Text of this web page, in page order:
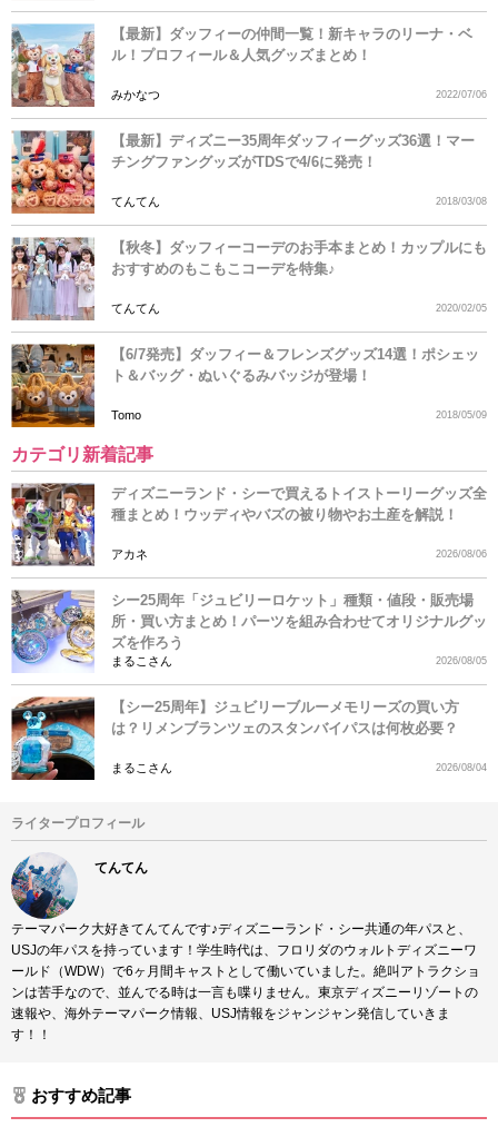
【最新】ダッフィーの仲間一覧！新キャラのリーナ・ベ
ル！プロフィール＆人気グッズまとめ！
みかなつ 2022/07/06
【最新】ディズニー35周年ダッフィーグッズ36選！マー
チングファングッズがTDSで4/6に発売！
てんてん 2018/03/08
【秋冬】ダッフィーコーデのお手本まとめ！カップルにも
おすすめのもこもこコーデを特集♪
てんてん 2020/02/05
【6/7発売】ダッフィー＆フレンズグッズ14選！ポシェッ
ト＆バッグ・ぬいぐるみバッジが登場！
Tomo 2018/05/09
カテゴリ新着記事
ディズニーランド・シーで買えるトイストーリーグッズ全
種まとめ！ウッディやバズの被り物やお土産を解説！
アカネ 2026/08/06
シー25周年「ジュビリーロケット」種類・値段・販売場
所・買い方まとめ！パーツを組み合わせてオリジナルグッ
ズを作ろう
まるこさん 2026/08/05
【シー25周年】ジュビリーブルーメモリーズの買い方
は？リメンブランツェのスタンバイパスは何枚必要？
まるこさん 2026/08/04
ライタープロフィール
てんてん
テーマパーク大好きてんてんです♪ディズニーランド・シー共通の年パスと、
USJの年パスを持っています！学生時代は、フロリダのウォルトディズニーワ
ールド（WDW）で6ヶ月間キャストとして働いていました。絶叫アトラクショ
ンは苦手なので、並んでる時は一言も喋りません。東京ディズニーリゾートの
速報や、海外テーマパーク情報、USJ情報をジャンジャン発信していきま
す！！
おすすめ記事